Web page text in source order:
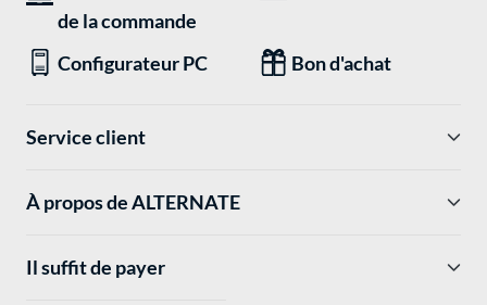
de la commande
Configurateur PC Bon d'achat
Service client
À propos de ALTERNATE
Il suffit de payer